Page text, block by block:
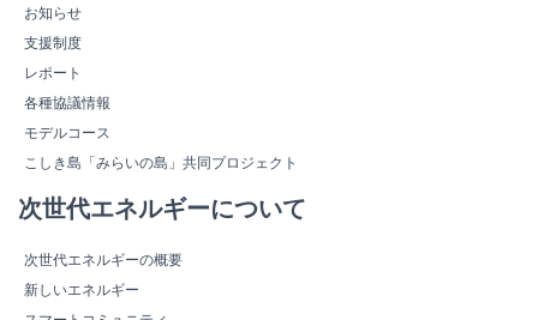
お知らせ
支援制度
レポート
各種協議情報
モデルコース
こしき島「みらいの島」共同プロジェクト
次世代エネルギーについて
次世代エネルギーの概要
新しいエネルギー